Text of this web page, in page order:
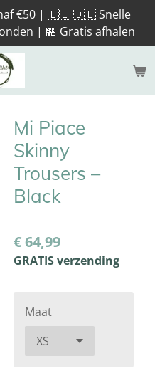
€50 | 🇧🇪 🇩🇪 Snelle
| 🏪 Gratis afhalen
Mi Piace
Skinny
Trousers –
Black
€ 64,99
GRATIS verzending
Maat